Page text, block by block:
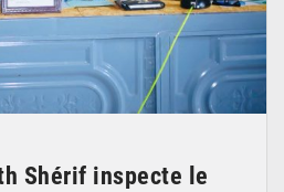
Shérif inspecte le